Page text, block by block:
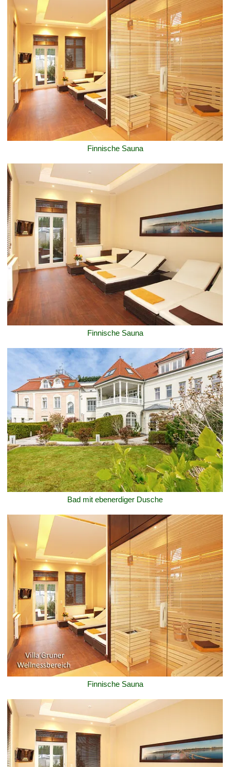
Finnische Sauna
Finnische Sauna
Bad mit ebenerdiger Dusche
Finnische Sauna